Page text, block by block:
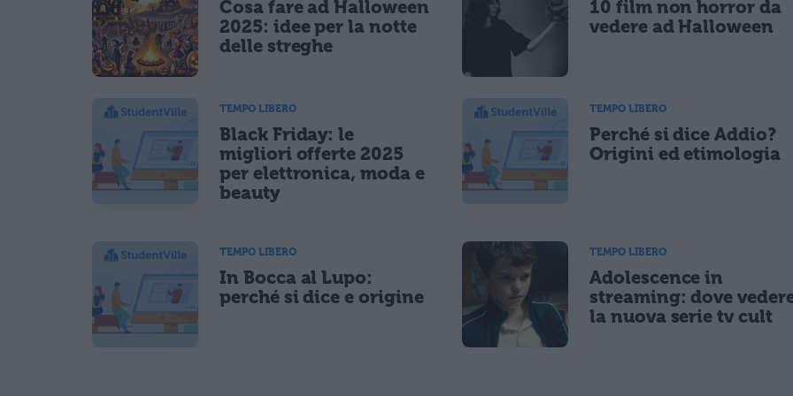
Cosa fare ad Halloween
2025: idee per la notte
delle streghe
10 film non horror da
vedere ad Halloween
TEMPO LIBERO
Black Friday: le
migliori offerte 2025
per elettronica, moda e
beauty
TEMPO LIBERO
Perché si dice Addio?
Origini ed etimologia
TEMPO LIBERO
In Bocca al Lupo:
perché si dice e origine
TEMPO LIBERO
Adolescence in
streaming: dove
la nuova serie tv cult